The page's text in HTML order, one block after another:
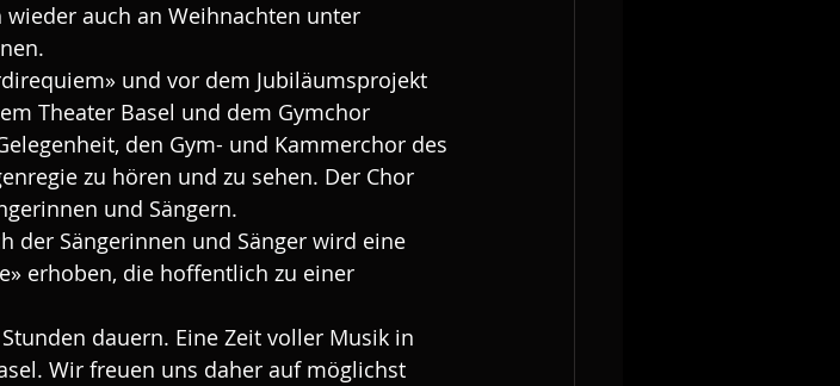
auch an Weihnachten unter
und vor dem Jubiläumsprojekt
Theater Basel und dem Gymchor
den Gym- und Kammerchor des
zu hören und zu sehen. Der Chor
und Sängern.
der Sängerinnen und Sänger wird eine
erhoben, die hoffentlich zu einer
dauern. Eine Zeit voller Musik in
Wir freuen uns daher auf möglichst